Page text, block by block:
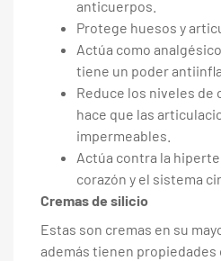
anticuerpos.
Protege huesos y
Actúa como
tiene un poder
Reduce los niveles
hace que las
impermeables.
Actúa contra la
corazón y el sistema
Cremas de silicio
Estas son cremas en su
además tienen propiedades